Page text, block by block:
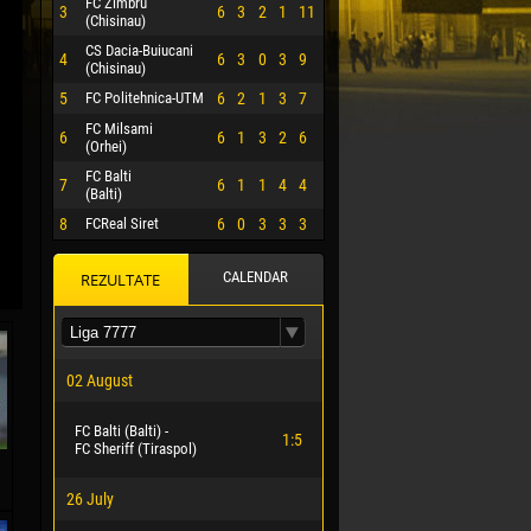
3
(Chisinau)
6 3 2 1 11
4
CS Dacia-Buiucani
(Chisinau)
6 3 0 3 9
5 FC Politehnica-UTM 6 2 1 3 7
6
FC Milsami
(Orhei)
6 1 3 2 6
7
FC Balti
(Balti)
6 1 1 4 4
8 FCReal Siret 6 0 3 3 3
REZULTATE CALENDAR
02 August
FC Balti (Balti) -
FC Sheriff (Tiraspol)
1:5
26 July